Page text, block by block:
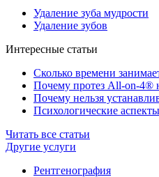
Удаление зуба мудрости
Удаление зубов
Интересные статьи
Сколько времени
Почему протез All-on-4®
Почему нельзя
Психологические
Читать все статьи
Другие услуги
Рентгенография